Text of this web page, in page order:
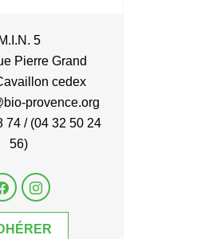
M.I.N. 5
Pierre Grand
cedex
provence.org
74 / (04 32 50 24
56)